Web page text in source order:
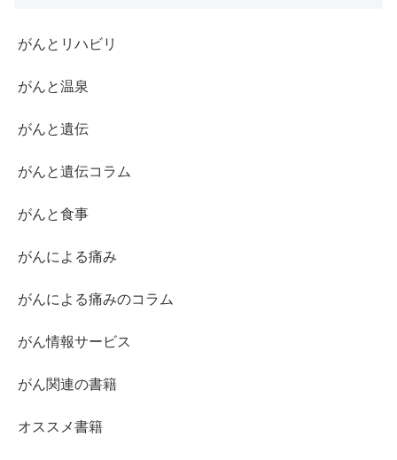
がんとリハビリ
がんと温泉
がんと遺伝
がんと遺伝コラム
がんと食事
がんによる痛み
がんによる痛みのコラム
がん情報サービス
がん関連の書籍
オススメ書籍